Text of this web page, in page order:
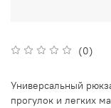
(0)
Универсальный
прогулок и легких